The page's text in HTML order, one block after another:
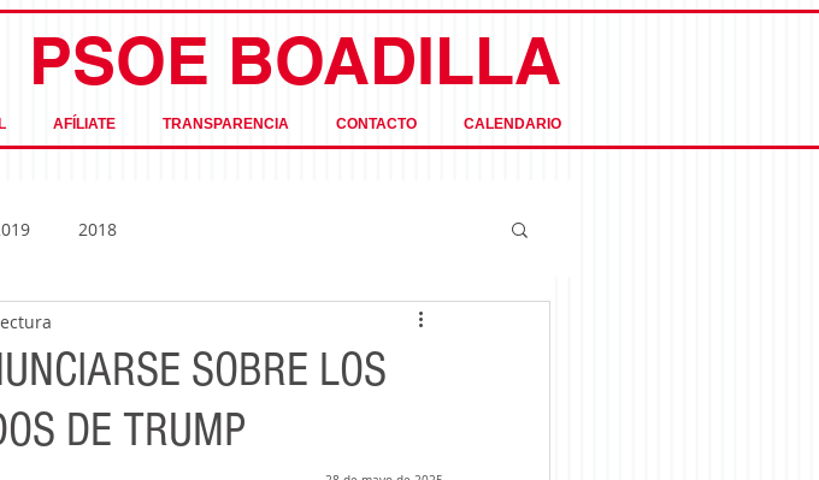
PSOE BOADILLA
AFÍLIATE TRANSPARENCIA CONTACTO CALENDARIO
2018
SOBRE LOS
DE TRUMP